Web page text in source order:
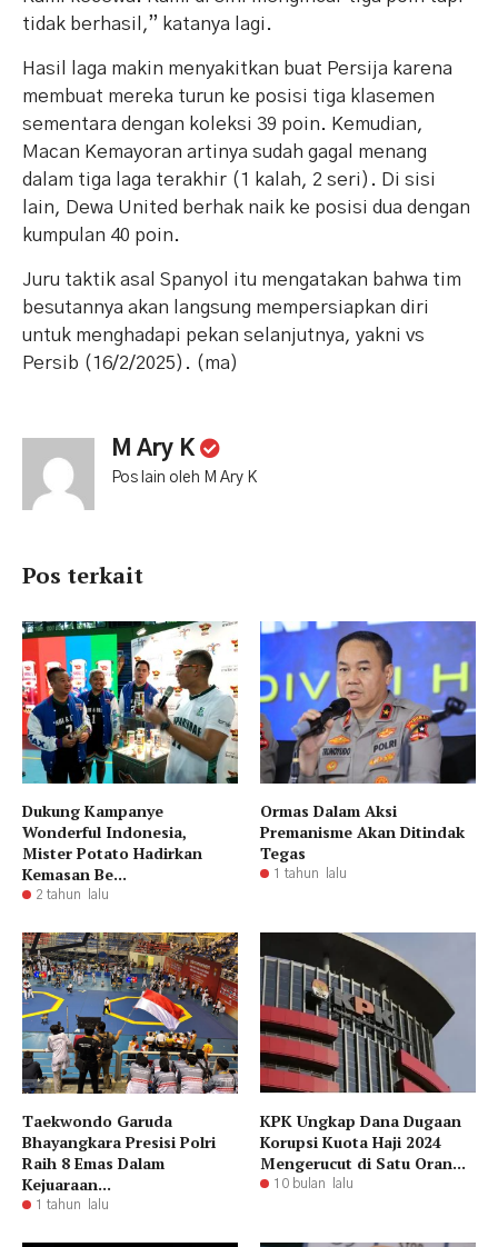
tidak berhasil,” katanya lagi.
Hasil laga makin menyakitkan buat Persija karena
membuat mereka turun ke posisi tiga klasemen
sementara dengan koleksi 39 poin. Kemudian,
Macan Kemayoran artinya sudah gagal menang
dalam tiga laga terakhir (1 kalah, 2 seri). Di sisi
lain, Dewa United berhak naik ke posisi dua dengan
kumpulan 40 poin.
Juru taktik asal Spanyol itu mengatakan bahwa tim
besutannya akan langsung mempersiapkan diri
untuk menghadapi pekan selanjutnya, yakni vs
Persib (16/2/2025). (ma)
M Ary K
Pos lain oleh M Ary K
Pos terkait
Dukung Kampanye
Wonderful Indonesia,
Mister Potato Hadirkan
Kemasan Be...
2 tahun lalu
Ormas Dalam Aksi
Premanisme Akan Ditindak
Tegas
1 tahun lalu
Taekwondo Garuda
Bhayangkara Presisi Polri
Raih 8 Emas Dalam
Kejuaraan...
1 tahun lalu
KPK Ungkap Dana Dugaan
Korupsi Kuota Haji 2024
Mengerucut di Satu Oran...
10 bulan lalu